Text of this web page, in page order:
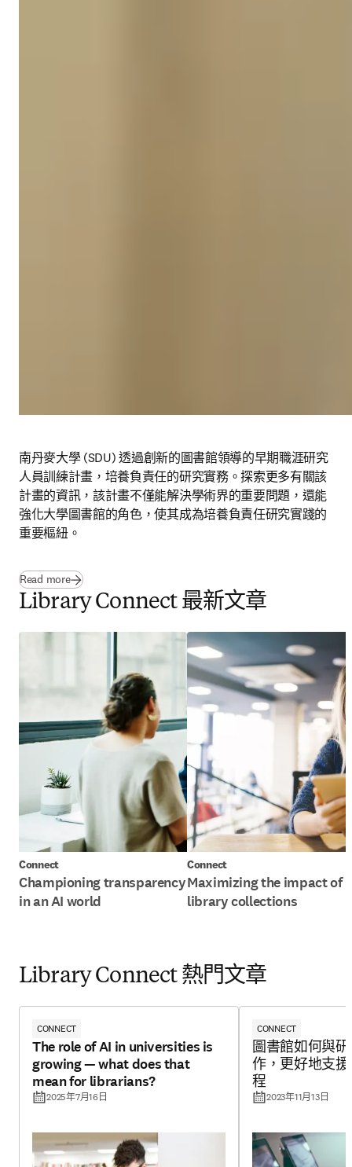
南丹麥大學 (SDU) 透過創新的圖書館領導的早期職涯研究
人員訓練計畫，培養負責任的研究實務。探索更多有關該
計畫的資訊，該計畫不僅能解決學術界的重要問題，還能
強化大學圖書館的角色，使其成為培養負責任研究實踐的
重要樞紐。
Read more
Library Connect 最新文章
Connect
Championing transparency
in an AI world
Connect
Maximizing the impact of
library collections
Library Connect 熱門文章
CONNECT
The role of AI in universities is
growing — what does that
mean for librarians?
2025年7月16日
CONNECT
圖書館如何與
作，更好地支
程
2023年11月13日